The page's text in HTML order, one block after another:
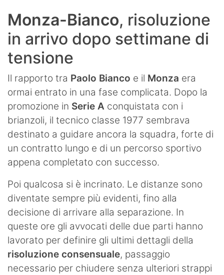
Monza-Bianco, risoluzione
in arrivo dopo settimane di
tensione
Il rapporto tra Paolo Bianco e il Monza era
ormai entrato in una fase complicata. Dopo la
promozione in Serie A conquistata con i
brianzoli, il tecnico classe 1977 sembrava
destinato a guidare ancora la squadra, forte di
un contratto lungo e di un percorso sportivo
appena completato con successo.
Poi qualcosa si è incrinato. Le distanze sono
diventate sempre più evidenti, fino alla
decisione di arrivare alla separazione. In
queste ore gli avvocati delle due parti hanno
lavorato per definire gli ultimi dettagli della
risoluzione consensuale, passaggio
necessario per chiudere senza ulteriori strappi